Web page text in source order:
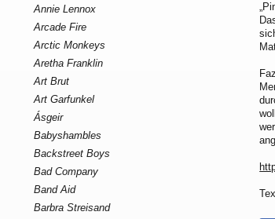
Annie Lennox
Arcade Fire
Arctic Monkeys
Aretha Franklin
Art Brut
Art Garfunkel
Ásgeir
Babyshambles
Backstreet Boys
Bad Company
Band Aid
Barbra Streisand